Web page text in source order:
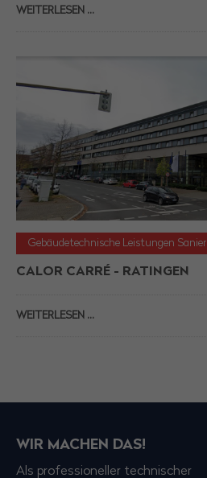
WEITERLESEN …
Gebäudetechnische Leistungen
CALOR CARRÉ - RATINGEN
WEITERLESEN …
WIR MACHEN DAS!
Als professioneller technischer